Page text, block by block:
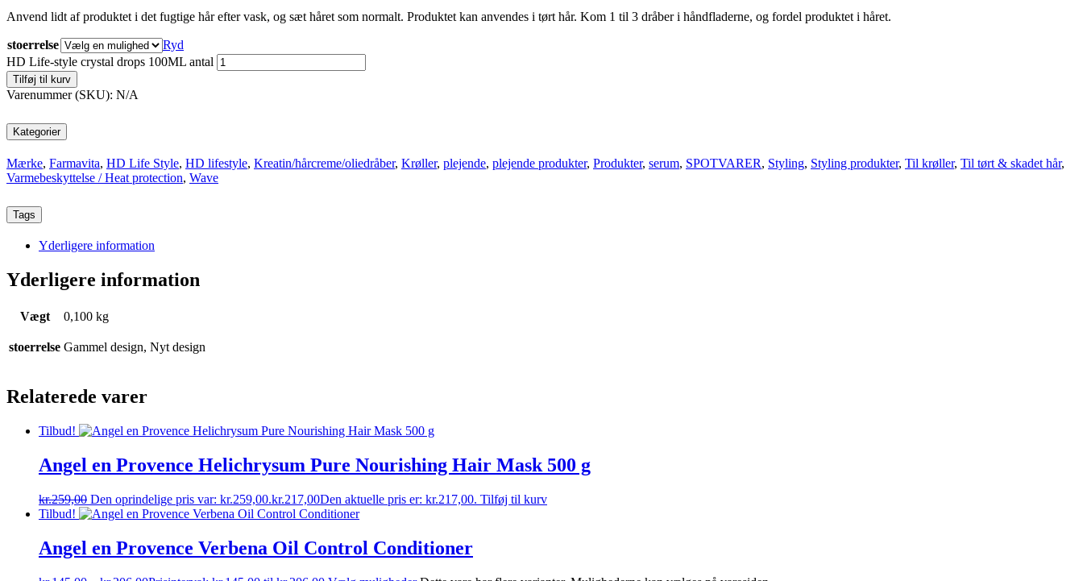
Anvend lidt af produktet i det fugtige hår efter vask, og sæt håret som normalt. Produktet kan anvendes i tørt hår. Kom 1 til 3 dråber i håndfladerne, og fordel produktet i håret.
stoerrelse
Ryd
HD Life-style crystal drops 100ML antal
Tilføj til kurv
Varenummer (SKU): N/A
Kategorier
Mærke, Farmavita, HD Life Style, HD lifestyle, Kreatin/hårcreme/oliedråber, Krøller, plejende, plejende produkter, Produkter, serum, SPOTVARER, Styling, Styling produkter, Til krøller, Til tørt & skadet hår,
Varmebeskyttelse / Heat protection, Wave
Tags
Yderligere information
Yderligere information
Vægt 0,100 kg
stoerrelse Gammel design, Nyt design
Relaterede varer
Tilbud!
Angel en Provence Helichrysum Pure Nourishing Hair Mask 500 g
kr.259,00 Den oprindelige pris var: kr.259,00.kr.217,00Den aktuelle pris er: kr.217,00. Tilføj til kurv
Tilbud!
Angel en Provence Verbena Oil Control Conditioner